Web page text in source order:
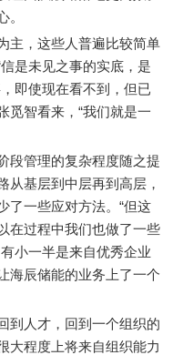
。
，这些人普遍比较简单
是未见之事的实底，是
即使现在看不到，但已
觅智看来，“我们就是一
管理的复杂程度随之提
从基层到中层再到高层，
了一些应对方法。“但这
在过程中我们也做了⼀些
小一半是来自优秀企业
海辰储能的业务上了一个
人才，回到一个组织的
大程度上将来自组织能力